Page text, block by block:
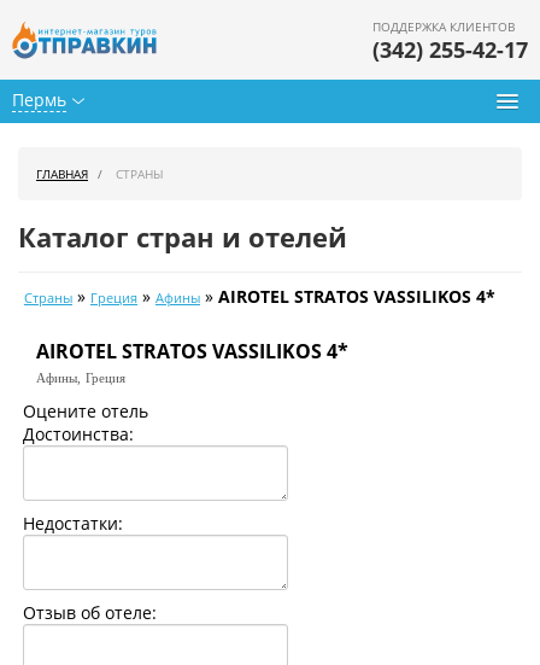
Пермь
ПОДДЕРЖКА КЛИЕНТОВ
(342) 255-42-17
Календарь туров
Цены дня
Страны
ГЛАВНАЯ СТРАНЫ
Каталог стран и отелей
Страны » Греция » Афины » AIROTEL STRATOS VASSILIKOS 4*
AIROTEL STRATOS VASSILIKOS 4*
Афины, Греция
Оцените отель
Достоинства:
Недостатки:
Отзыв об отеле: